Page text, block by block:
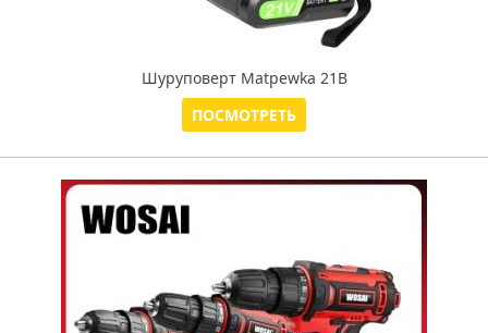
Шуруповерт Matpewka 21В
ПОСМОТРЕТЬ